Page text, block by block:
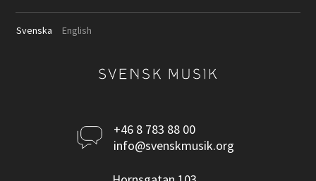
Svenska English
Kontakta
oss
+46 8 783 88 00
info@svenskmusik.org